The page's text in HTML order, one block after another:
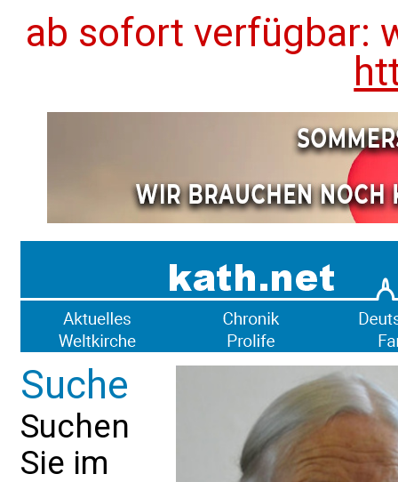
ab sofort verfügbar:
Suche
Suchen
Sie im